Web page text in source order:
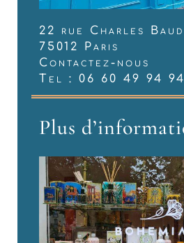
22 rue Charles
75012 Paris
Contactez-nous
Tel : 06 60 49 94 94
Plus